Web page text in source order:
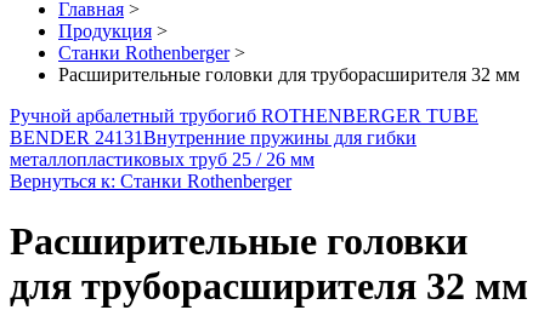
Главная >
Продукция >
Станки Rothenberger >
Расширительные головки для труборасширителя 32 мм
Ручной арбалетный трубогиб ROTHENBERGER TUBE
BENDER 24131Внутренние пружины для гибки
металлопластиковых труб 25 / 26 мм
Вернуться к: Станки Rothenberger
Расширительные головки
для труборасширителя 32 мм